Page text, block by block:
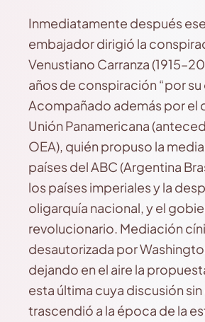
Inmediatamente después
embajador dirigió la
Venustiano Carranza
años de conspiración “por su
Acompañado además por el
Unión Panamericana
OEA), quién propuso la
países del ABC (Argentina
los países imperiales y la
oligarquía nacional, y el
revolucionario. Mediación
desautorizada por
dejando en el aire la
esta última cuya discusión
trascendió a la época de la